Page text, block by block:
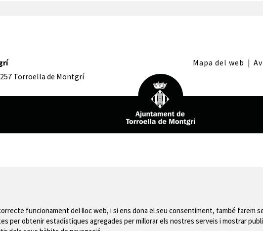
Torroella de Montgrí
Mapa del web |
funcionament del lloc web, i si ens dona el seu consentiment, també farem
per obtenir estadístiques agregades per millorar els nostres serveis i mostrar